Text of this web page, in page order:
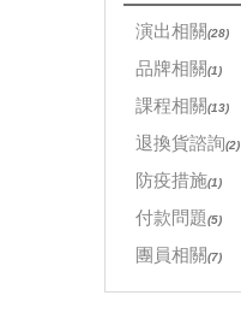
演出相關(28)
品牌相關(1)
課程相關(13)
退換貨諮詢(2)
防疫措施(1)
付款問題(5)
團員相關(7)